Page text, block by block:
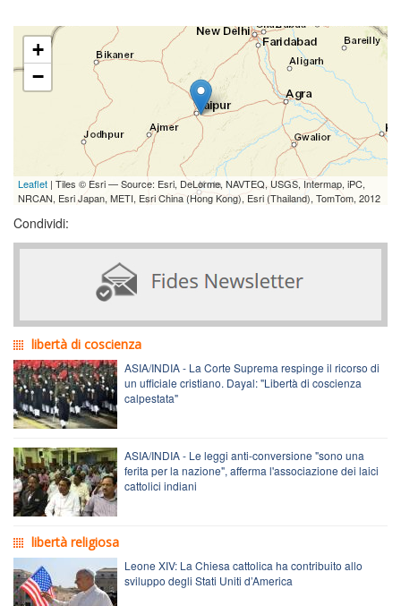
+
−
Leaflet | Tiles © Esri — Source: Esri, DeLorme, NAVTEQ, USGS, Intermap, iPC,
NRCAN, Esri Japan, METI, Esri China (Hong Kong), Esri (Thailand), TomTom, 2012
Condividi:
libertà di coscienza
ASIA/INDIA - La Corte Suprema respinge il ricorso di
un ufficiale cristiano. Dayal: "Libertà di coscienza
calpestata"
ASIA/INDIA - Le leggi anti-conversione "sono una
ferita per la nazione", afferma l'associazione dei laici
cattolici indiani
libertà religiosa
Leone XIV: La Chiesa cattolica ha contribuito allo
sviluppo degli Stati Uniti d’America